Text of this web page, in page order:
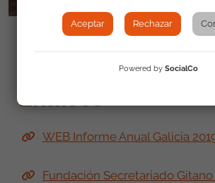
Enlaces
WEB Informe Anual Galicia
Fundación Secretariado
Aceptar Rechazar
Powered by SocialCo